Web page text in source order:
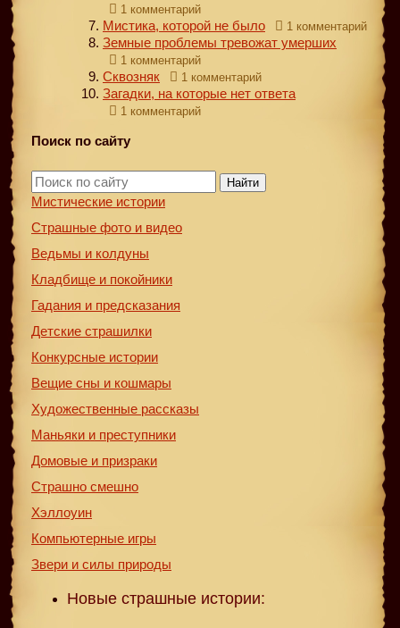
1 комментарий
Мистика, которой не было 1 комментарий
Земные проблемы тревожат умерших
1 комментарий
Сквозняк 1 комментарий
Загадки, на которые нет ответа
1 комментарий
Поиск по сайту
Найти
Мистические истории
Страшные фото и видео
Ведьмы и колдуны
Кладбище и покойники
Гадания и предсказания
Детские страшилки
Конкурсные истории
Вещие сны и кошмары
Художественные рассказы
Маньяки и преступники
Домовые и призраки
Страшно смешно
Хэллоуин
Компьютерные игры
Звери и силы природы
Новые страшные истории: